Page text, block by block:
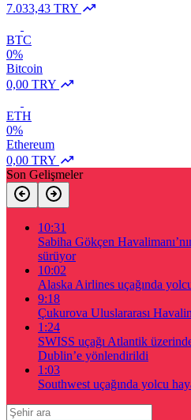
7.033,43 TRY
BTC
0%
Bitcoin
0,00 TRY
ETH
0%
Ethereum
0,00 TRY
Son Gelişmeler
10:31
Sabiha Gökçen
sürüyor
10:02
Alaska Airlines uçağında
9:18
Çukurova Uluslararası
1:24
SWISS uçağı Atlantik
Dublin’e yönlendirildi
1:03
Southwest uçağında yolcu